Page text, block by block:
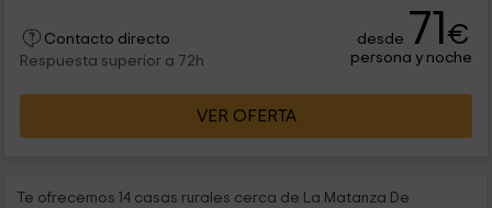
Contacto directo
Respuesta superior a 72h
desde 71€
persona y noche
VER OFERTA
Te ofrecemos 14 casas rurales cerca de La Matanza De